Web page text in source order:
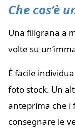
Che cos’è
Una filigrana a
volte su
È facile
foto stock. Un
anteprima che i
consegnare le